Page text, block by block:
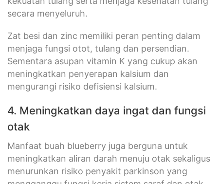
secara menyeluruh.
Zat besi dan zinc memiliki peran penting dalam
menjaga fungsi otot, tulang dan persendian.
Sementara asupan vitamin K yang cukup akan
meningkatkan penyerapan kalsium dan
mengurangi risiko defisiensi kalsium.
4. Meningkatkan daya ingat dan fungsi
otak
Manfaat buah blueberry juga berguna untuk
meningkatkan aliran darah menuju otak sekaligus
menurunkan risiko penyakit parkinson yang